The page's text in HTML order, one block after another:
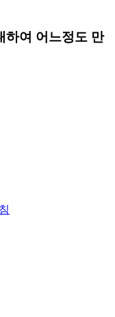
하여 어느정도 만